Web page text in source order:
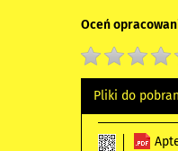
Oceń
Pliki do